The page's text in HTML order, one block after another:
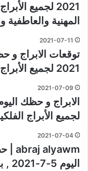
2021 لجميع
المهنية والعاطفية
2021-07-11
2021 لجميع الأبراج الفلكية
2021-07-09
لجميع الأبراج
2021-07-04